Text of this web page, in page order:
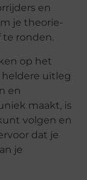
en
je theorie-
te ronden.
op het
uitleg
en
maakt, is
volgen en
dat je
je